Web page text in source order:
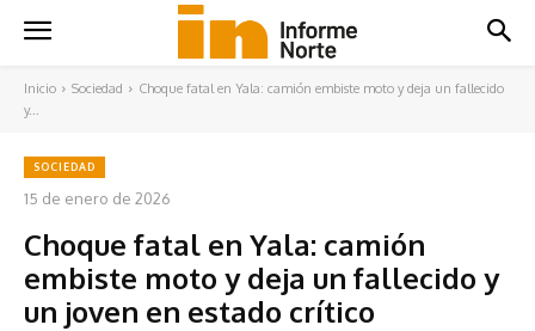
Inicio Sociedad
Choque fatal en Yala: camión embiste moto y deja un fallecido
y...
SOCIEDAD
15 de enero de 2026
Choque fatal en Yala: camión
embiste moto y deja un fallecido y
un joven en estado crítico